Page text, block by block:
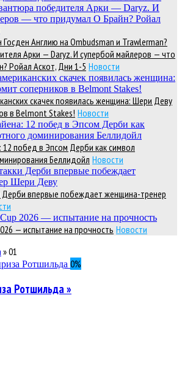
Англию на Ombudsman и Trawlerman?
Арки — Daryz. И супербой майлеров — что
Ройал Аскот, Дни 1-5 Новости
скачек появилась женщина: Шери Деву
в Belmont Stakes! Новости
12 побед в Эпсом Дерби как символ
Беллидойл Новости
Дерби впервые побеждает женщина-тренер
— испытание на прочность Новости
»01
0%
Ротшильда »